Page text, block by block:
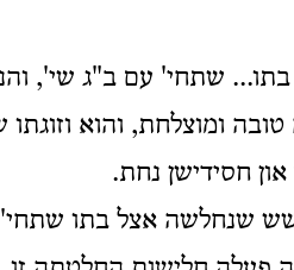
שתחי' עם ב"ג שי',
ומוצלחת, והוא וזוגתו
און חסידישן נחת.
שנחלשה אצל בתו